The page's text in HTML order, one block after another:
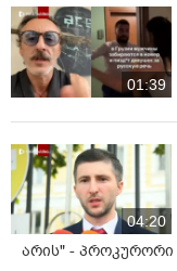
01:39
04:20
არის" - პროკურორი